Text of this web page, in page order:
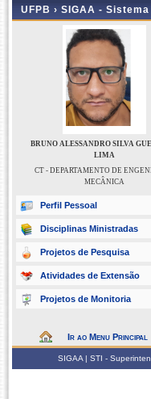
UFPB › SIGAA -
BRUNO ALESSANDRO SILVA
LIMA
CT - DEPARTAMENTO DE
MECÂNICA
Perfil Pessoal
Disciplinas Ministradas
Projetos de Pesquisa
Atividades de Extensão
Projetos de Monitoria
Ir ao Menu Principal
SIGAA | STI -